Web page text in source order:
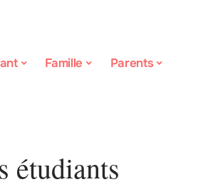
Famille Parents
étudiants